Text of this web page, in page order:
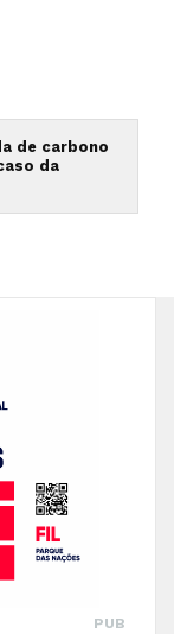
de carbono
da
PUB